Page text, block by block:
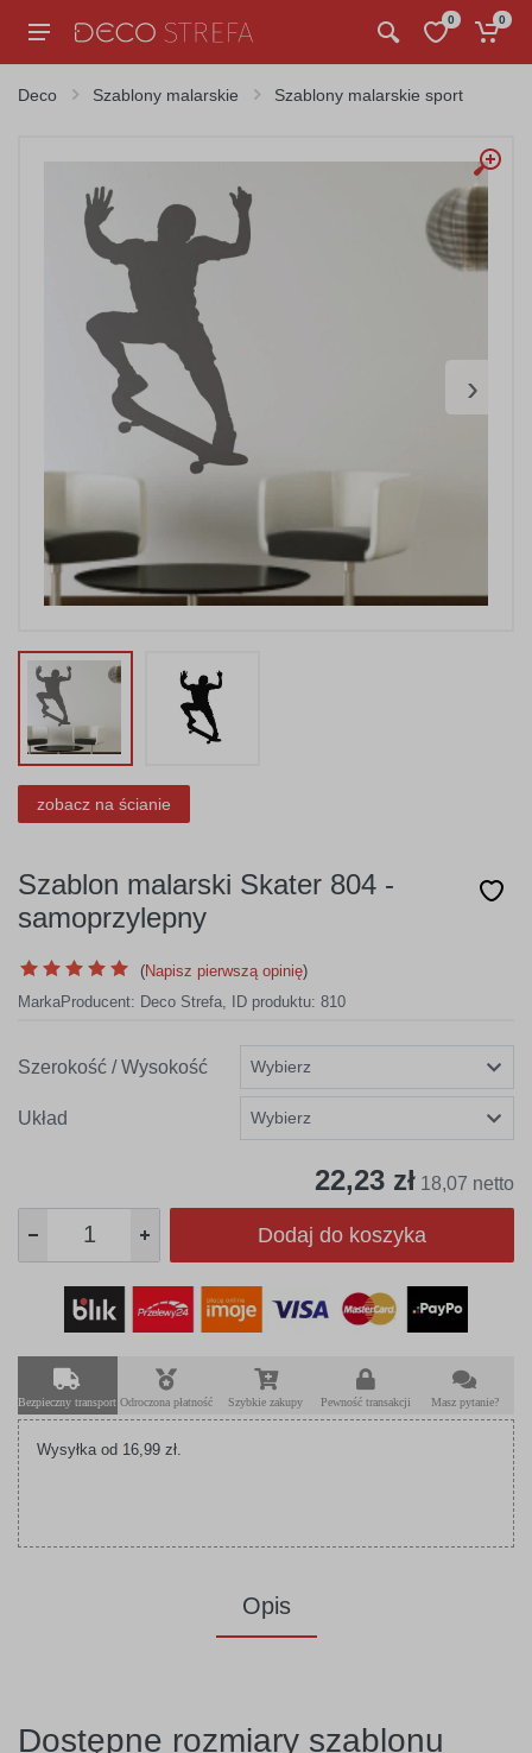
0 0
Deco Szablony malarskie Szablony malarskie sport
›
zobacz na ścianie
Szablon malarski Skater 804 -
samoprzylepny
(Napisz pierwszą opinię)
MarkaProducent: Deco Strefa, ID produktu: 810
Szerokość / Wysokość
Układ
22,23 zł 18,07 netto
Dodaj do koszyka
Bezpieczny transport Odroczona płatność Szybkie zakupy Pewność transakcji Masz pytanie?
Wysyłka od 16,99 zł.
Opis
Dostępne rozmiary szablonu